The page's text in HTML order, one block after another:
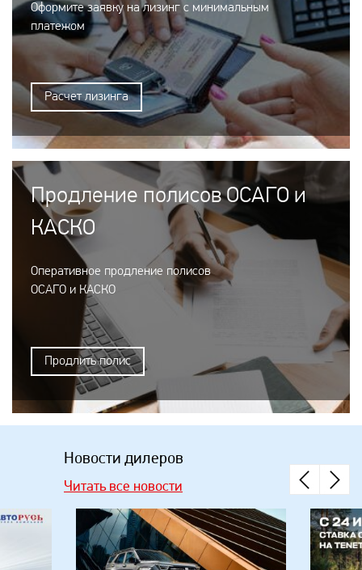
Оформите заявку на лизинг с минимальным
платежом
Расчет лизинга
Продление полисов ОСАГО и
КАСКО
Оперативное продление полисов
ОСАГО и КАСКО
Продлить полис
Новости дилеров
Читать все новости